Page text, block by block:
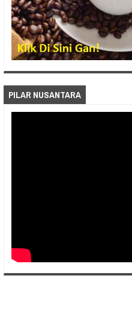
PILAR NUSANTARA